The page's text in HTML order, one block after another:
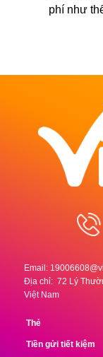
phí như
Email:
Địa chỉ: 72 Lý
Việt Nam
Thẻ
Tiền gửi tiết kiệm